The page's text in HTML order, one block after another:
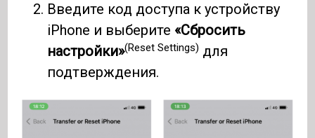
Введите код доступа к устройству
iPhone и выберите «Сбросить
настройки»(Reset Settings) для
подтверждения.